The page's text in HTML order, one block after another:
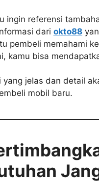
ingin referensi
dari okto88
pembeli memahami
kamu bisa
yang jelas dan detail
mobil baru.